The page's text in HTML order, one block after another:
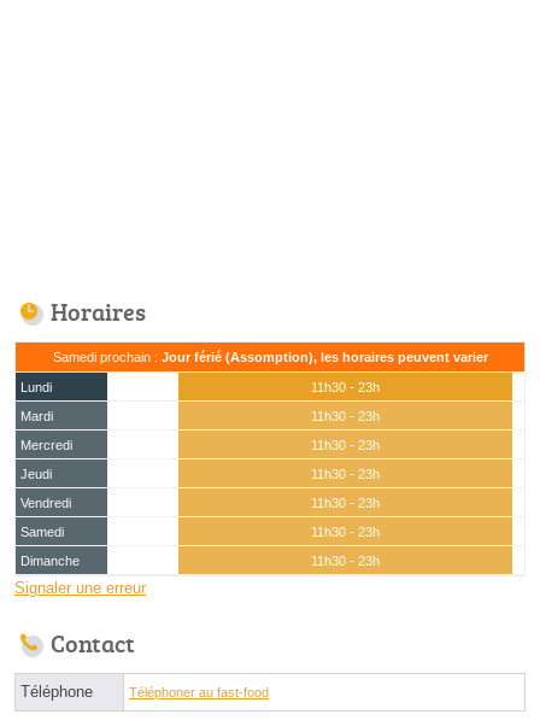
Horaires
Samedi prochain : Jour férié (Assomption), les horaires peuvent varier
Lundi
11h30 - 23h
Mardi
11h30 - 23h
Mercredi
11h30 - 23h
Jeudi
11h30 - 23h
Vendredi
11h30 - 23h
Samedi
11h30 - 23h
Dimanche
11h30 - 23h
Signaler une erreur
Contact
Téléphone Téléphoner au fast-food